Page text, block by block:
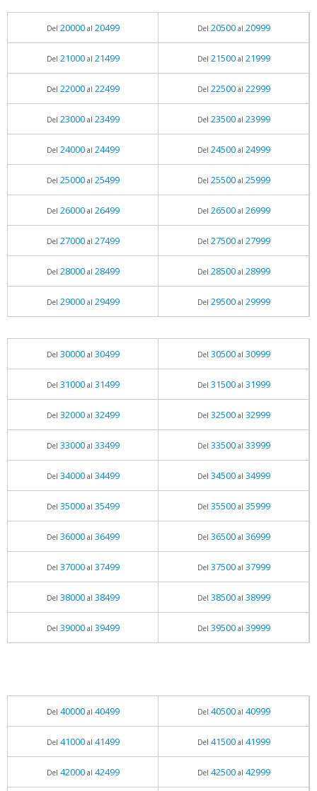
Del 20000al 20499 Del 20500al 20999
Del 21000al 21499 Del 21500al 21999
Del 22000al 22499 Del 22500al 22999
Del 23000al 23499 Del 23500al 23999
Del 24000al 24499 Del 24500al 24999
Del 25000al 25499 Del 25500al 25999
Del 26000al 26499 Del 26500al 26999
Del 27000al 27499 Del 27500al 27999
Del 28000al 28499 Del 28500al 28999
Del 29000al 29499 Del 29500al 29999
Del 30000al 30499 Del 30500al 30999
Del 31000al 31499 Del 31500al 31999
Del 32000al 32499 Del 32500al 32999
Del 33000al 33499 Del 33500al 33999
Del 34000al 34499 Del 34500al 34999
Del 35000al 35499 Del 35500al 35999
Del 36000al 36499 Del 36500al 36999
Del 37000al 37499 Del 37500al 37999
Del 38000al 38499 Del 38500al 38999
Del 39000al 39499 Del 39500al 39999
Del 40000al 40499 Del 40500al 40999
Del 41000al 41499 Del 41500al 41999
Del 42000al 42499 Del 42500al 42999